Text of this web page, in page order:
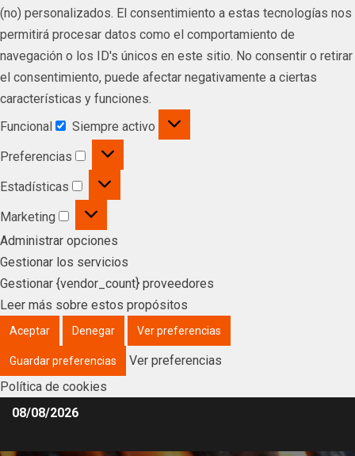
(no) personalizados. El consentimiento a estas tecnologías nos
permitirá procesar datos como el comportamiento de
navegación o los ID's únicos en este sitio. No consentir o retirar
el consentimiento, puede afectar negativamente a ciertas
características y funciones.
Funcional
Siempre activo
Preferencias
Estadísticas
Marketing
Administrar opciones
Gestionar los servicios
Gestionar {vendor_count} proveedores
Leer más sobre estos propósitos
Aceptar Denegar Ver preferencias
Guardar preferencias
Ver preferencias
Política de cookies
08/08/2026